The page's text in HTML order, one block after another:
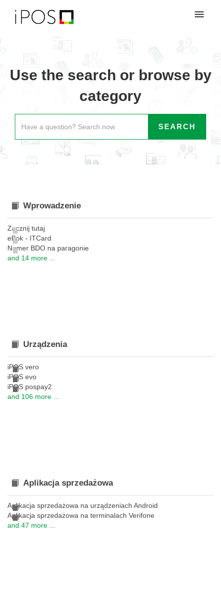
Login
Use the search or browse by
category
Wprowadzenie
Zacznij tutaj
eBok - ITCard
Numer BDO na paragonie
and 14 more ...
Urządzenia
iPOS vero
iPOS evo
iPOS pospay2
and 106 more ...
Aplikacja sprzedażowa
Aplikacja sprzedażowa na urządzeniach Android
Aplikacja sprzedażowa na terminalach Verifone
and 47 more ...